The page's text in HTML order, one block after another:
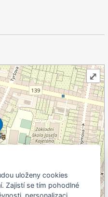
⤢
uloženy cookies
Zajistí se tím pohodlné
personalizaci